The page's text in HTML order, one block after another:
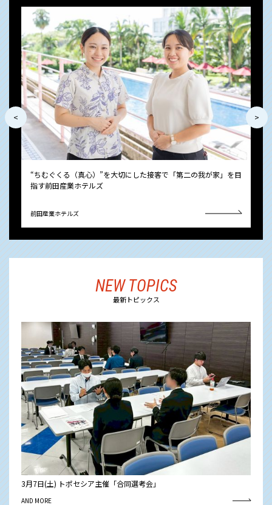
“ちむぐくる（真心）”を大切にした接客で「第二の我が家」を目
指す前田産業ホテルズ
前田産業ホテルズ
お
IT
株
< >
NEW TOPICS
最新トピックス
3月7日(土) トポセシア主催「合同選考会」
AND MORE